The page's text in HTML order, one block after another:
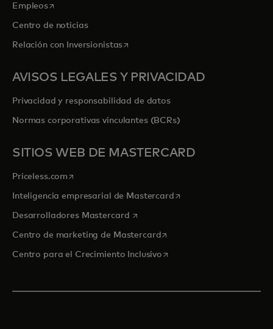
Empleosse abre en una pestaña nueva
Centro de noticias
Relación con Inversionistasse abre en una pestaña nueva
AVISOS LEGALES Y PRIVACIDAD
Privacidad y responsabilidad de datos
Normas corporativas vinculantes (BCRs)
SITIOS WEB DE MASTERCARD
Priceless.com se abre en una pestaña nueva
Inteligencia empresarial de Mastercardse abre en una pestaña
Desarrolladores Mastercard se abre en una pestaña nueva
Centro de marketing de Mastercardse abre en una pestaña
Centro para el Crecimiento Inclusivose abre en una pestaña